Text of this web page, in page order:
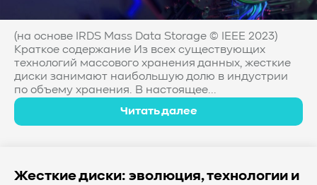
(на основе IRDS Mass Data Storage © IEEE 2023)
Краткое содержание Из всех существующих
технологий массового хранения данных, жесткие
диски занимают наибольшую долю в индустрии
по объему хранения. В настоящее...
Читать далее
Жесткие диски: эволюция, технологии и